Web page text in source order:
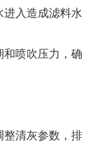
进入造成滤料水
和喷吹压力，确
整清灰参数，排